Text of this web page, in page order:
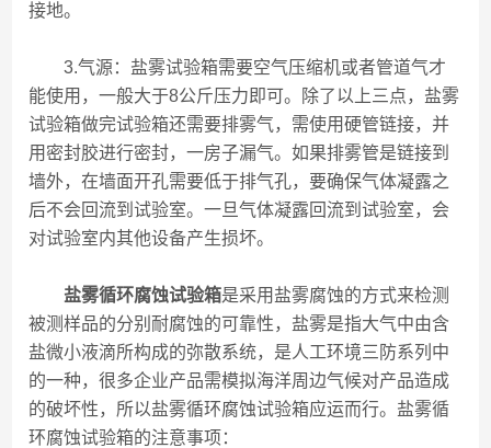
接地。
3.气源：盐雾试验箱需要空气压缩机或者管道气才
能使用，一般大于8公斤压力即可。除了以上三点，盐雾
试验箱做完试验箱还需要排雾气，需使用硬管链接，并
用密封胶进行密封，一房子漏气。如果排雾管是链接到
墙外，在墙面开孔需要低于排气孔，要确保气体凝露之
后不会回流到试验室。一旦气体凝露回流到试验室，会
对试验室内其他设备产生损坏。
盐雾循环腐蚀试验箱是采用盐雾腐蚀的方式来检测
被测样品的分别耐腐蚀的可靠性，盐雾是指大气中由含
盐微小液滴所构成的弥散系统，是人工环境三防系列中
的一种，很多企业产品需模拟海洋周边气候对产品造成
的破坏性，所以盐雾循环腐蚀试验箱应运而行。盐雾循
环腐蚀试验箱的注意事项：